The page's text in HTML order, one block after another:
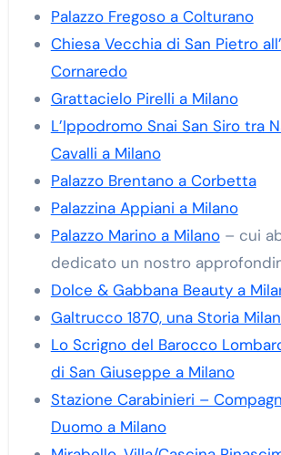
Palazzo Fregoso a Colturano
Chiesa Vecchia di San Pietro
Cornaredo
Grattacielo Pirelli a Milano
L’Ippodromo Snai San Siro tra
Cavalli a Milano
Palazzo Brentano a Corbetta
Palazzina Appiani a Milano
Palazzo Marino a Milano– cui
dedicato un nostro
Dolce & Gabbana Beauty a
Galtrucco 1870, una Storia
Lo Scrigno del Barocco
di San Giuseppe a Milano
Stazione Carabinieri –
Duomo a Milano